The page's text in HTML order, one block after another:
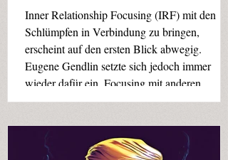
Inner Relationship Focusing (IRF) mit den
Schlümpfen in Verbindung zu bringen,
erscheint auf den ersten Blick abwegig.
Eugene Gendlin setzte sich jedoch immer
wieder dafür ein, Focusing mit anderen
Methoden und anderen Bereichen zu
mit den Schlümpfen kreuzt, kommen witzige
Ideen und Gedanken dabei heraus. Doch